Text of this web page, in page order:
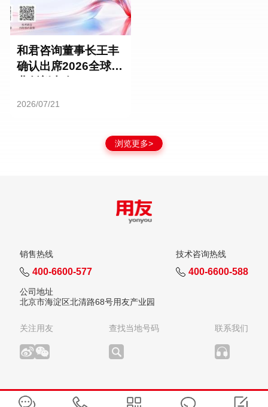
和君咨询董事长王丰
确认出席2026全球商
2026/07/21
浏览更多>
销售热线
400-6600-577
技术咨询热线
400-6600-588
公司地址
北京市海淀区北清路68号用友产业园
关注用友 查找当地号码 联系我们
版权所有：用友网络科技股份有限公司